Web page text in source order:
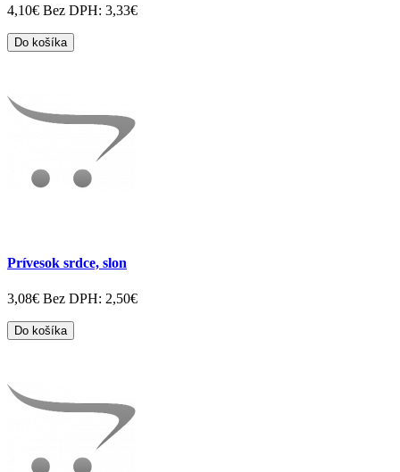
4,10€ Bez DPH: 3,33€
Do košíka
Prívesok srdce, slon
3,08€ Bez DPH: 2,50€
Do košíka